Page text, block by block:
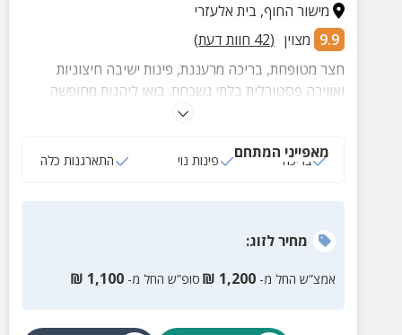
מישור החוף, בית אלעזרי
9.9 מצוין (
42 חוות דעת)
חצר מטופחת, בריכה מרעננת, פינות ישיבה חיצוניות
ואווירה פסטורלית בלתי נשכחת. בואו ליהנות מחופשה
לזוגות ומשפחות במתחם שלא תרצו לצאת ממנו...
מאפייני המתחם
בריכה פינות נוי התארגנות כלה
מחירלזוג:
אמצ”ש החל מ- 1,200
₪ סופ”ש החל מ- 1,100
₪